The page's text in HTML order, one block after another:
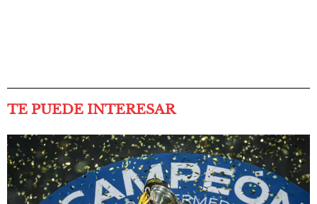
TE PUEDE INTERESAR